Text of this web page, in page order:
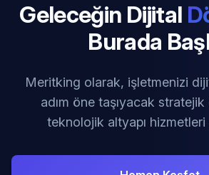
Geleceğin Dijital
Burada
Meritking olarak, işletmenizi
adım öne taşıyacak
teknolojik altyapı hizmetleri